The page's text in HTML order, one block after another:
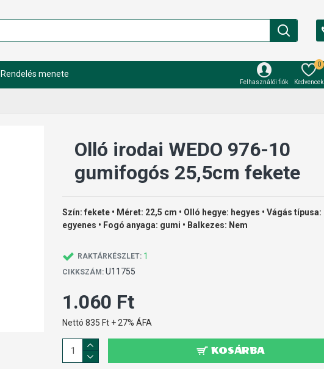
Rendelés menete
Felhasználói fiók Kedvencek
0
Olló irodai WEDO 976-10
gumifogós 25,5cm fekete
Szín: fekete • Méret: 22,5 cm • Olló hegye: hegyes • Vágás típusa:
egyenes • Fogó anyaga: gumi • Balkezes: Nem
RAKTÁRKÉSZLET: 1
CIKKSZÁM: U11755
1.060 Ft
Nettó 835 Ft + 27% ÁFA
KOSÁRBA